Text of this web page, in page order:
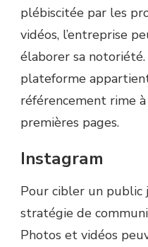
plébiscitée par les
vidéos, l’entreprise
élaborer sa
plateforme
référencement rime
premières pages.
Instagram
Pour cibler un public
stratégie de
Photos et vidéos